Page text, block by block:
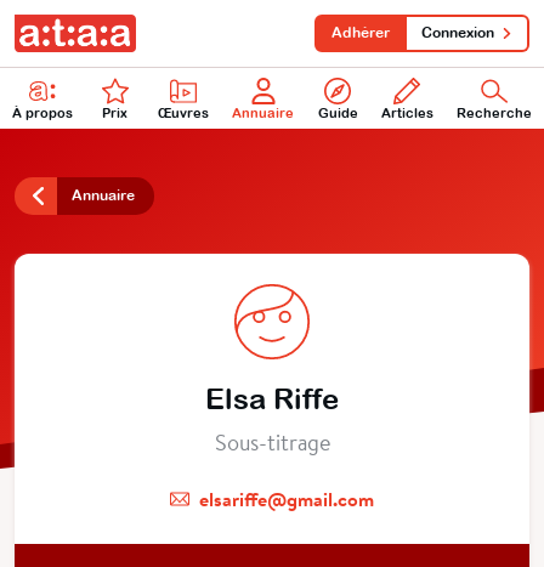
À propos Prix Œuvres Annuaire Guide Articles Recherche
Adhérer Connexion
Annuaire
Elsa Riffe
Sous-titrage
elsariffe@gmail.com